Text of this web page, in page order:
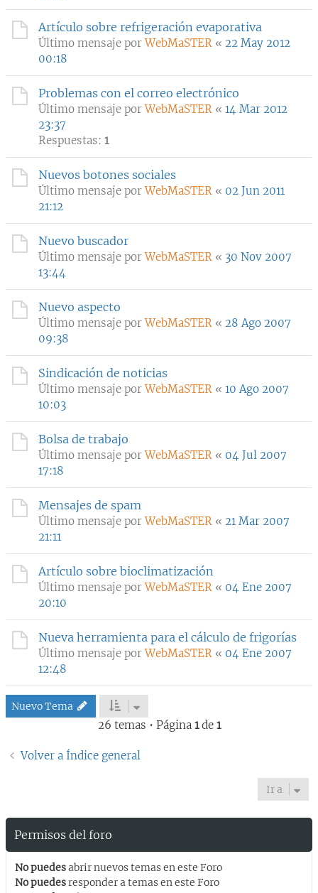
Artículo sobre refrigeración evaporativa
Último mensaje porWebMaSTER « 22 May 2012
00:18
Problemas con el correo electrónico
Último mensaje porWebMaSTER « 14 Mar 2012
23:37
Respuestas: 1
Nuevos botones sociales
Último mensaje porWebMaSTER « 02 Jun 2011
21:12
Nuevo buscador
Último mensaje porWebMaSTER « 30 Nov 2007
13:44
Nuevo aspecto
Último mensaje porWebMaSTER « 28 Ago 2007
09:38
Sindicación de noticias
Último mensaje porWebMaSTER « 10 Ago 2007
10:03
Bolsa de trabajo
Último mensaje porWebMaSTER « 04 Jul 2007
17:18
Mensajes de spam
Último mensaje porWebMaSTER « 21 Mar 2007
21:11
Artículo sobre bioclimatización
Último mensaje porWebMaSTER « 04 Ene 2007
20:10
Nueva herramienta para el cálculo de frigorías
Último mensaje porWebMaSTER « 04 Ene 2007
12:48
Nuevo Tema
26 temas • Página 1de 1
Volver a Índice general
Ir a
Permisos del foro
No puedesabrir nuevos temas en este Foro
No puedesresponder a temas en este Foro